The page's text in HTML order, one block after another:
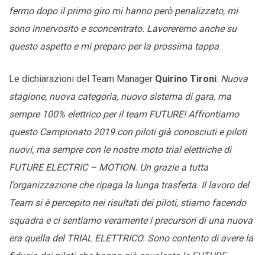
fermo dopo il primo giro mi hanno però penalizzato, mi
sono innervosito e sconcentrato. Lavoreremo anche su
questo aspetto e mi preparo per la prossima tappa.
Le dichiarazioni del Team Manager Quirino Tironi: Nuova
stagione, nuova categoria, nuovo sistema di gara, ma
sempre 100% elettrico per il team FUTURE! Affrontiamo
questo Campionato 2019 con piloti già conosciuti e piloti
nuovi, ma sempre con le nostre moto trial elettriche di
FUTURE ELECTRIC – MOTION. Un grazie a tutta
l’organizzazione che ripaga la lunga trasferta. Il lavoro del
Team si è percepito nei risultati dei piloti, stiamo facendo
squadra e ci sentiamo veramente i precursori di una nuova
era quella del TRIAL ELETTRICO. Sono contento di avere la